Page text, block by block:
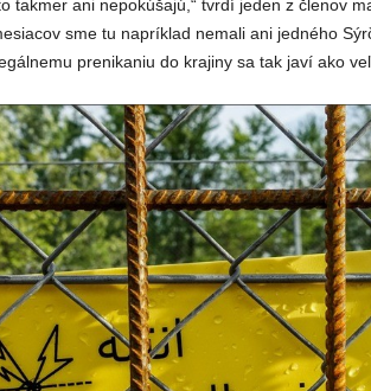
takmer ani nepokúšajú,“ tvrdí jeden z členov
sme tu napríklad nemali ani jedného
prenikaniu do krajiny sa tak javí ako